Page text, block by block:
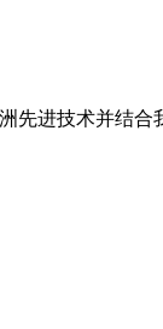
进技术并结